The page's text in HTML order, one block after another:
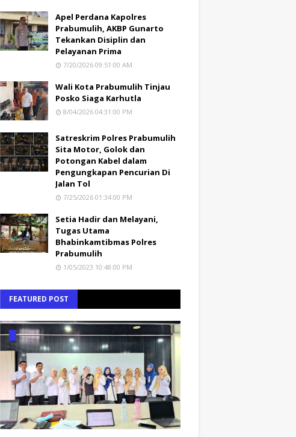
Apel Perdana Kapolres
Prabumulih, AKBP Gunarto
Tekankan Disiplin dan
Pelayanan Prima
7/20/2026 09:51:00 AM
Wali Kota Prabumulih Tinjau
Posko Siaga Karhutla
8/04/2026 04:31:00 PM
Satreskrim Polres Prabumulih
Sita Motor, Golok dan
Potongan Kabel dalam
Pengungkapan Pencurian Di
Jalan Tol
7/25/2026 01:34:00 PM
Setia Hadir dan Melayani,
Tugas Utama
Bhabinkamtibmas Polres
Prabumulih
1/05/2023 10:48:00 PM
FEATURED POST